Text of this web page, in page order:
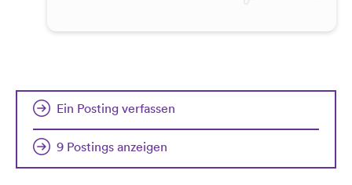
Ein Posting verfassen
9 Postings anzeigen